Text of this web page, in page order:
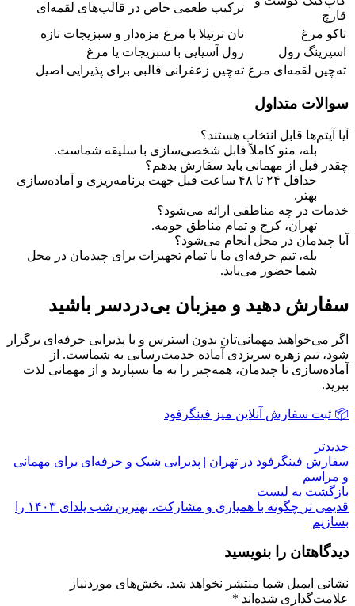
قارچ
ترکیب طعمی خاص در قالب‌های لقمه‌ای
تاکو مرغ
نان ترتیلا با مرغ مزه‌دار و سبزیجات تازه
اسپرینگ رول
رول آسیایی با سبزیجات یا مرغ
ته‌چین لقمه‌ای مرغ ته‌چین زعفرانی قالبی برای پذیرایی اصیل
سوالات متداول
آیا آیتم‌ها قابل انتخاب هستند؟
بله، منو کاملاً قابل شخصی‌سازی با سلیقه شماست.
چقدر قبل از مهمانی باید سفارش بدهم؟
حداقل ۲۴ تا ۴۸ ساعت قبل جهت برنامه‌ریزی و آماده‌سازی
بهتر.
خدمات در چه مناطقی ارائه می‌شود؟
تهران، کرج و تمام مناطق حومه.
آیا چیدمان در محل انجام می‌شود؟
بله، تیم حرفه‌ای ما با تمام تجهیزات برای چیدمان در محل
شما حضور می‌یابد.
سفارش دهید و میزبان بی‌دردسر باشید
اگر می‌خواهید مهمانی‌تان بدون استرس و با پذیرایی حرفه‌ای برگزار
شود، تیم زهره سریزدی آماده خدمت‌رسانی به شماست. از
آماده‌سازی تا چیدمان، همه‌چیز را به ما بسپارید و از مهمانی لذت
ببرید.
📦 ثبت سفارش آنلاین میز فینگرفود
جدیدتر
سفارش فینگرفود در تهران | پذیرایی شیک و حرفه‌ای برای مهمانی
و مراسم
بازگشت به لیست
قدیمی تر
چگونه با همیاری و مشارکت، بهترین شب یلدای ۱۴۰۳ را
بسازیم
دیدگاهتان را بنویسید
نشانی ایمیل شما منتشر نخواهد شد. بخش‌های موردنیاز
علامت‌گذاری شده‌اند *